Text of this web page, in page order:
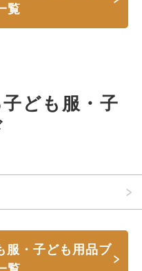
覧
子ども服・子
服・子ども用品ブ